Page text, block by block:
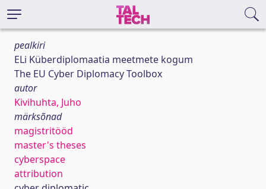
pealkiri
ELi Küberdiplomaatia meetmete kogum
The EU Cyber Diplomacy Toolbox
autor
Kivihuhta, Juho
märksõnad
magistritööd
master's theses
cyberspace
attribution